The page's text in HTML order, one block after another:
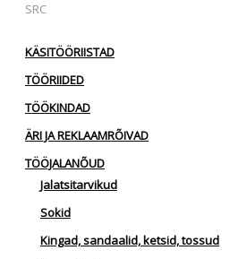
SRC
KÄSITÖÖRIISTAD
TÖÖRIIDED
TÖÖKINDAD
ÄRI JA REKLAAMRÕIVAD
TÖÖJALANÕUD
Jalatsitarvikud
Sokid
Kingad, sandaalid, ketsid, tossud